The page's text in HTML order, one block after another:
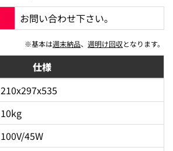
お問い合わせ下さい。
※基本は週末納品、 週明け回収となります。
仕様
210x297x535
10kg
100V/45W